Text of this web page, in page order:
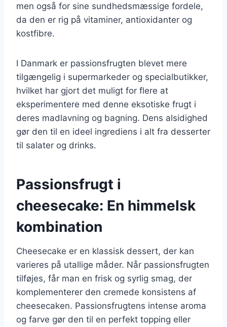
men også for sine sundhedsmæssige fordele,
da den er rig på vitaminer, antioxidanter og
kostfibre.
I Danmark er passionsfrugten blevet mere
tilgængelig i supermarkeder og specialbutikker,
hvilket har gjort det muligt for flere at
eksperimentere med denne eksotiske frugt i
deres madlavning og bagning. Dens alsidighed
gør den til en ideel ingrediens i alt fra desserter
til salater og drinks.
Passionsfrugt i
cheesecake: En himmelsk
kombination
Cheesecake er en klassisk dessert, der kan
varieres på utallige måder. Når passionsfrugten
tilføjes, får man en frisk og syrlig smag, der
komplementerer den cremede konsistens af
cheesecaken. Passionsfrugtens intense aroma
og farve gør den til en perfekt topping eller